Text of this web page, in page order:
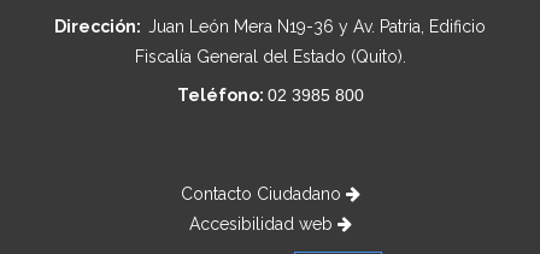
Dirección: Juan León Mera N19-36 y Av. Patria, Edificio
Fiscalía General del Estado (Quito).
Teléfono: 02 3985 800
Contacto Ciudadano
Accesibilidad web